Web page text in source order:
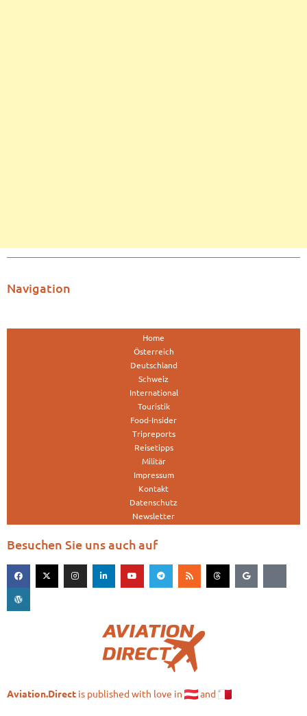
Navigation
Home
Österreich
Deutschland
Schweiz
International
Touristik
Food-Insider
Tripreports
Reisetipps
Militär
Impressum
Kontakt
Datenschutz
Newsletter
Besuchen Sie uns auch auf
Aviation.Direct is published with love in and